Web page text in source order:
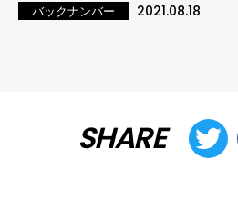
バックナンバー 2021.08.18
SHARE